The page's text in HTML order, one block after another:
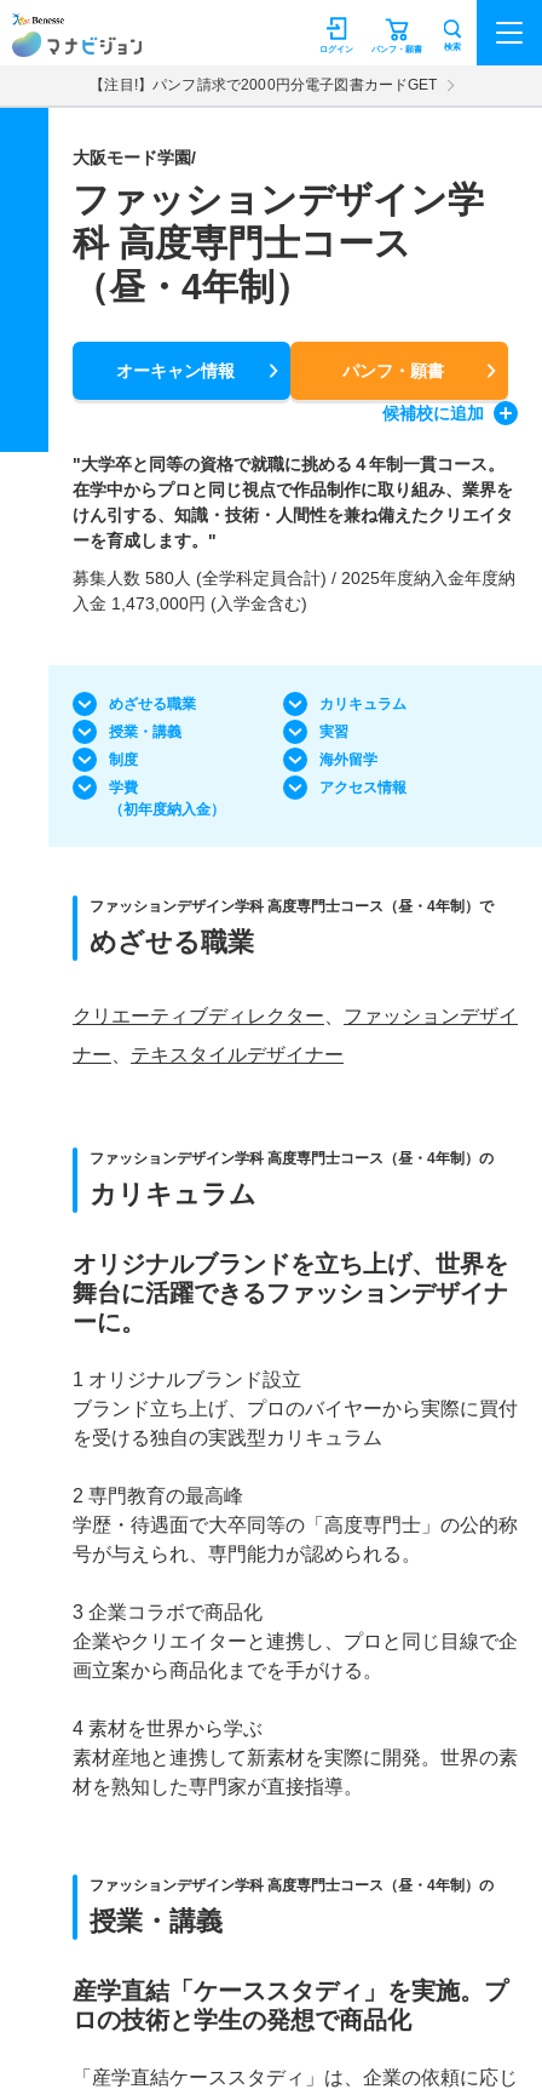
マナビジョン パンフ・願書
ログイン 検索
【注目!】パンフ請求で2000円分電子図書カードGET
大阪モード学園/
ファッションデザイン学
科 高度専門士コース
（昼・4年制）
オーキャン情報 パンフ・願書
候補校に追加
"大学卒と同等の資格で就職に挑める４年制一貫コース。
在学中からプロと同じ視点で作品制作に取り組み、業界を
けん引する、知識・技術・人間性を兼ね備えたクリエイタ
ーを育成します。"
募集人数 580人 (全学科定員合計) / 2025年度納入金年度納
入金 1,473,000円 (入学金含む)
めざせる職業
カリキュラム
授業・講義
実習
制度
海外留学
学費
（初年度納入金）
アクセス情報
ファッションデザイン学科 高度専門士コース（昼・4年制）で
めざせる職業
クリエーティブディレクター
ファッションデザイ
ナー
テキスタイルデザイナー
ファッションデザイン学科 高度専門士コース（昼・4年制）の
カリキュラム
オリジナルブランドを立ち上げ、世界を
舞台に活躍できるファッションデザイナ
ーに。
1 オリジナルブランド設立
ブランド立ち上げ、プロのバイヤーから実際に買付
を受ける独自の実践型カリキュラム
2 専門教育の最高峰
学歴・待遇面で大卒同等の「高度専門士」の公的称
号が与えられ、専門能力が認められる。
3 企業コラボで商品化
企業やクリエイターと連携し、プロと同じ目線で企
画立案から商品化までを手がける。
4 素材を世界から学ぶ
素材産地と連携して新素材を実際に開発。世界の素
材を熟知した専門家が直接指導。
ファッションデザイン学科 高度専門士コース（昼・4年制）の
授業・講義
産学直結「ケーススタディ」を実施。プ
ロの技術と学生の発想で商品化
「産学直結ケーススタディ」は、企業の依頼に応じ